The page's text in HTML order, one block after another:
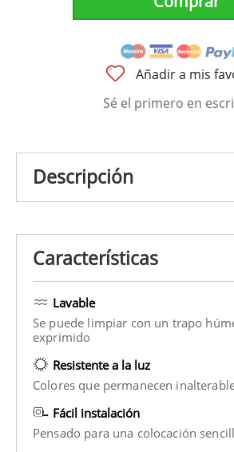
Añadir a mis
Sé el primero en
Descripción
Características
Lavable
Se puede limpiar con un trapo
exprimido
Resistente a la luz
Colores que permanecen
Fácil instalación
Pensado para una colocación